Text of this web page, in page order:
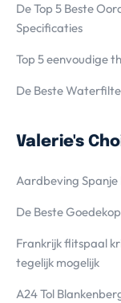
De Top 5 Beste
Specificaties
Top 5 eenvoudige
De Beste
Valerie's
Aardbeving
De Beste
Frankrijk flitspaal
tegelijk mogelijk
A24 Tol